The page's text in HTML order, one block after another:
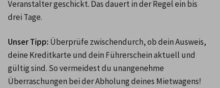
Veranstalter geschickt. Das dauert in der Regel ein bis
Unser Tipp: Überprüfe zwischendurch, ob dein Ausweis,
deine Kreditkarte und dein Führerschein aktuell und
gültig sind. So vermeidest du unangenehme
Überraschungen bei der Abholung deines Mietwagens!